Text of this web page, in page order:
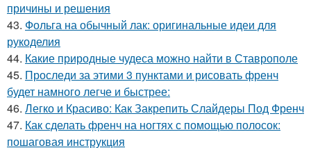
причины и решения
43. Фольга на обычный лак: оригинальные идеи для
рукоделия
44. Какие природные чудеса можно найти в Ставрополе
45. Проследи за этими 3 пунктами и рисовать френч
будет намного легче и быстрее:
46. Легко и Красиво: Как Закрепить Слайдеры Под Френч
47. Как сделать френч на ногтях с помощью полосок:
пошаговая инструкция